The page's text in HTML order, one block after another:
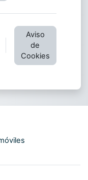
Aviso
de
Cookies